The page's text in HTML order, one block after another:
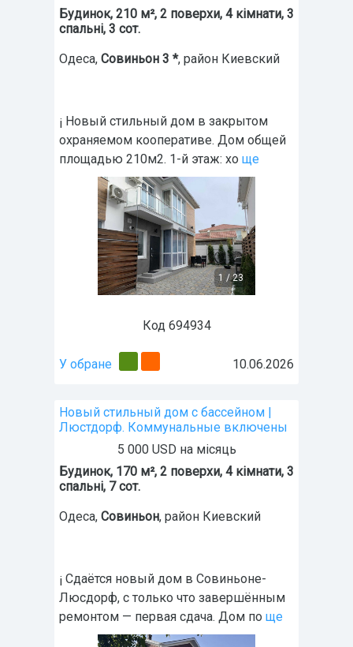
Будинок, 210 м², 2 поверхи, 4 кімнати, 3
спальні, 3 сот.
Одеса, Совиньон 3 *, район Киевский
¡ Новый стильный дом в закрытом
охраняемом кооперативе. Дом общей
площадью 210м2. 1-й этаж: хо ще
1 /23
Код 694934
У обране 10.06.2026
Новый стильный дом с бассейном |
Люстдорф. Коммунальные включены
5 000 USD на місяць
Будинок, 170 м², 2 поверхи, 4 кімнати, 3
спальні, 7 сот.
Одеса, Совиньон, район Киевский
¡ Сдаётся новый дом в Совиньоне-
Люсдорф, с только что завершённым
ремонтом — первая сдача. Дом по ще